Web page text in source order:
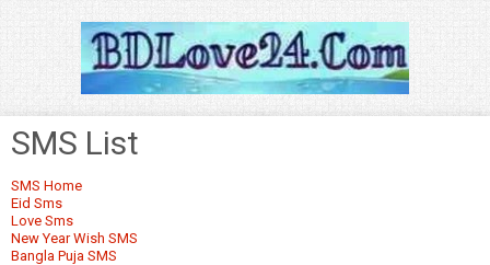
SMS List
SMS Home
Eid Sms
Love Sms
New Year Wish SMS
Bangla Puja SMS